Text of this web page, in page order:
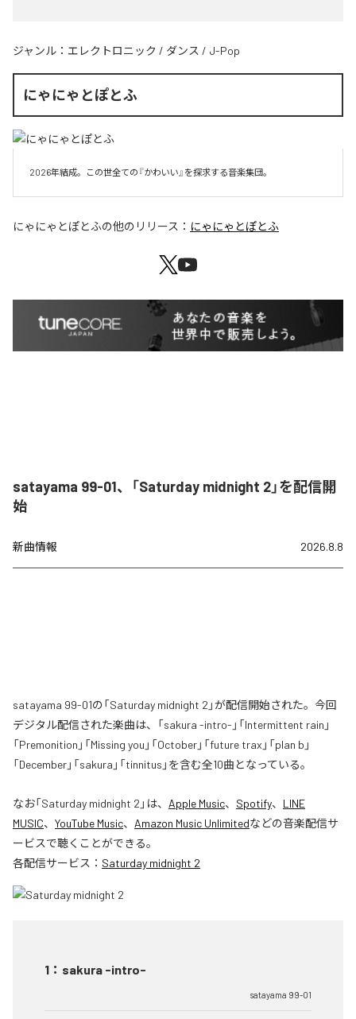
ジャンル： エレクトロニック / ダンス / J-Pop
にゃにゃとぽとふ
2026年結成。この世全ての『かわいい』を探求する音楽集団。
にゃにゃとぽとふの他のリリース： にゃにゃとぽとふ
satayama 99-01、「Saturday midnight 2」を配信開
始
新曲情報 2026.8.8
satayama 99-01の「Saturday midnight 2」が配信開始された。今回
デジタル配信された楽曲は、「sakura -intro-」「Intermittent rain」
「Premonition」「Missing you」「October」「future trax」「plan b」
「December」「sakura」「tinnitus」を含む全10曲となっている。
なお「Saturday midnight 2 」は、 Apple Music、 Spotify、 LINE
MUSIC、 YouTube Music、 Amazon Music Unlimitedなどの音楽配信サ
ービスで聴くことができる。
各配信サービス： Saturday midnight 2
1 ： sakura -intro-
satayama 99-01